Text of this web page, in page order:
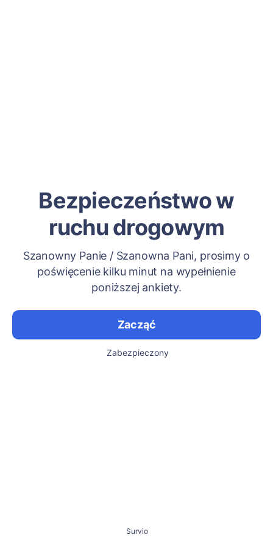
Bezpieczeństwo w
ruchu drogowym
Szanowny Panie / Szanowna Pani, prosimy o
poświęcenie kilku minut na wypełnienie
poniższej ankiety.
Zacząć
Zabezpieczony
Survio